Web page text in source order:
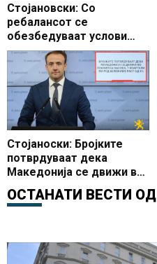
Стојановски: Со
ребалансот се
обезбедуваат услови
Македонија да продолжи
по патот на економскиот
раст, стабилни финансии
и подобар животен
стандард на сите граѓани
Стојаноски: Бројките
потврдуваат дека
Македонија се движи во
правилна насока, 7
квартали по ред
ОСТАНАТИ ВЕСТИ ОД